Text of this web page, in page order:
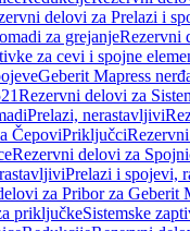
delovi za Prelazi i
za grejanjeRezervni
za cevi i spojne
Geberit Mapress
Rezervni delovi za
Prelazi, nerastavljivi
ČepoviPriključci
Rezervni delovi za
Prelazi i spojevi,
za Pribor za Geberit
priključkeSistemske